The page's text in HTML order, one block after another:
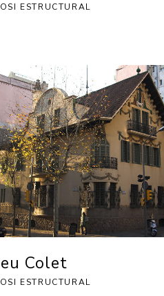
ESTRUCTURAL
Colet
ESTRUCTURAL